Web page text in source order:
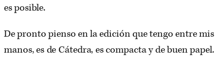
es posible.
De pronto pienso en la edición que tengo entre mis
manos, es de Cátedra, es compacta y de buen papel.